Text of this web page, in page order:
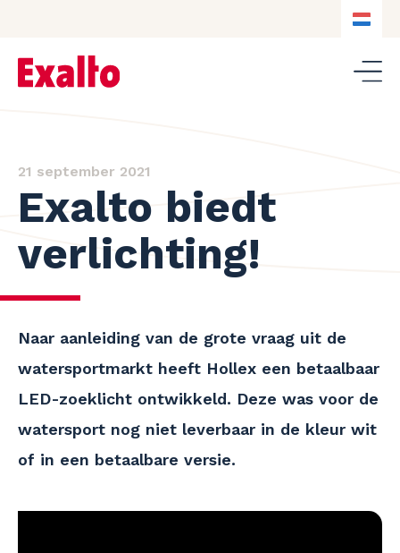
NL
21 september 2021
Exalto biedt
verlichting!
Naar aanleiding van de grote vraag uit de
watersportmarkt heeft Hollex een betaalbaar
LED-zoeklicht ontwikkeld. Deze was voor de
watersport nog niet leverbaar in de kleur wit
of in een betaalbare versie.